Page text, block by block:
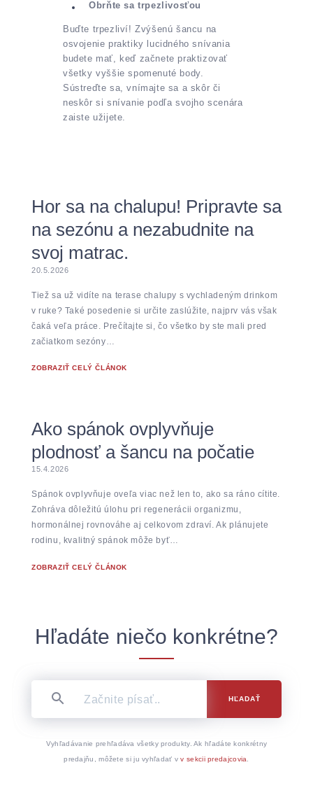
Obrňte sa trpezlivosťou
Buďte trpezliví! Zvýšenú šancu na
osvojenie praktiky lucidného snívania
budete mať, keď začnete praktizovať
všetky vyššie spomenuté body.
Sústreďte sa, vnímajte sa a skôr či
neskôr si snívanie podľa svojho scenára
zaiste užijete.
Hor sa na chalupu! Pripravte sa
na sezónu a nezabudnite na
svoj matrac.
20.5.2026
Tiež sa už vidíte na terase chalupy s vychladeným drinkom
v ruke? Také posedenie si určite zaslúžite, najprv vás však
čaká veľa práce. Prečítajte si, čo všetko by ste mali pred
začiatkom sezóny…
ZOBRAZIŤ CELÝ ČLÁNOK
Ako spánok ovplyvňuje
plodnosť a šancu na počatie
15.4.2026
Spánok ovplyvňuje oveľa viac než len to, ako sa ráno cítite.
Zohráva dôležitú úlohu pri regenerácii organizmu,
hormonálnej rovnováhe aj celkovom zdraví. Ak plánujete
rodinu, kvalitný spánok môže byť…
ZOBRAZIŤ CELÝ ČLÁNOK
Hľadáte niečo konkrétne?
HĽADAŤ
Vyhľadávanie prehľadáva všetky produkty. Ak hľadáte konkrétny
predajňu, môžete si ju vyhľadať vv sekcii predajcovia